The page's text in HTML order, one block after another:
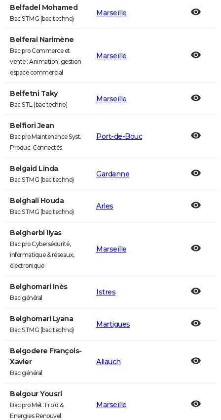
Belfadel Mohamed
Bac STMG (bac techno)
Marseille
Belferai Narimène
Bac pro Commerce et
vente : Animation, gestion
espace commercial
Marseille
Belfetni Taky
Bac STL (bac techno)
Marseille
Belfiori Jean
Bac pro Maintenance Syst.
Produc. Connectés
Port-de-Bouc
Belgaid Linda
Bac STMG (bac techno)
Gardanne
Belghali Houda
Bac STMG (bac techno)
Arles
Belgherbi Ilyas
Bac pro Cybersécurité,
informatique & réseaux,
électronique
Marseille
Belghomari Inès
Bac général
Istres
Belghomari Lyana
Bac STMG (bac techno)
Martigues
Belgodere François-
Xavier
Bac général
Allauch
Belgour Yousri
Bac pro Mét. Froid &
Energies Renouvel.
Marseille